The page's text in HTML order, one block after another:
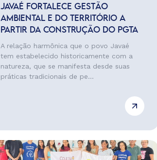
JAVAÉ FORTALECE GESTÃO
AMBIENTAL E DO TERRITÓRIO A
PARTIR DA CONSTRUÇÃO DO PGTA
A relação harmônica que o povo Javaé
tem estabelecido historicamente com a
natureza, que se manifesta desde suas
práticas tradicionais de pe...